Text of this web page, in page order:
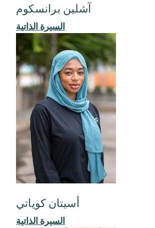
آشلين برانسكوم
السيرة الذاتية
أسيتان كوياتي
السيرة الذاتية